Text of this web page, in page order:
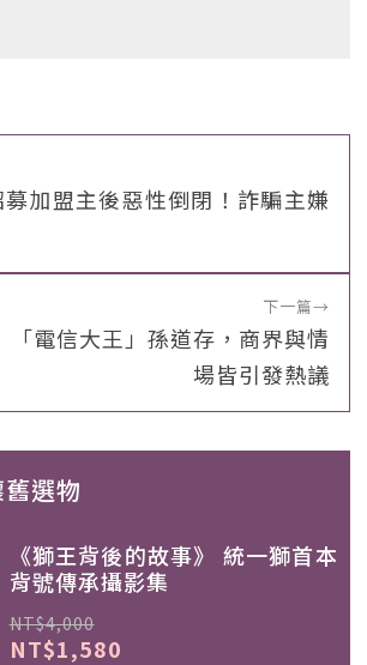
加盟主後惡性倒閉！詐騙主嫌
下一篇→
「電信大王」孫道存，商界與情
場皆引發熱議
選物
《獅王背後的故事》 統一獅首本
背號傳承攝影集
NT$4,000
NT$1,580